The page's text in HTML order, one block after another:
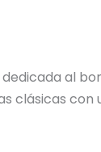
al
clásicas